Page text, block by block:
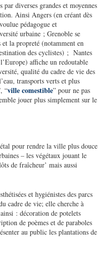
diverses grandes et moyennes
Ainsi Angers (en créant dès
pédagogue et
urbaine ; Grenoble se
et la propreté (notamment en
des cyclistes) ; Nantes
affiche un redoutable
qualité du cadre de vie des
transports verts et plus
“ville comestible” pour ne pas
jouer plus simplement sur le
pour rendre la ville plus douce
– les végétaux jouant le
de fraîcheur’ mais aussi
et hygiénistes des parcs
cadre de vie; elle cherche à
: décoration de potelets
de poèmes et de paraboles
au public les plantations de